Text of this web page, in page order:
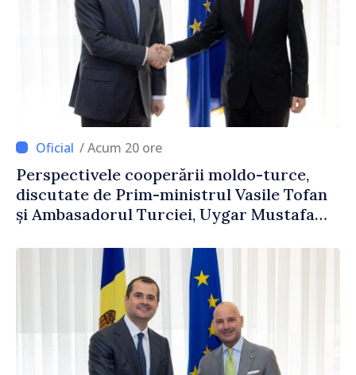
/ Acum 20 ore
Perspectivele cooperării moldo-turce,
discutate de Prim-ministrul Vasile Tofan
și Ambasadorul Turciei, Uygar Mustafa